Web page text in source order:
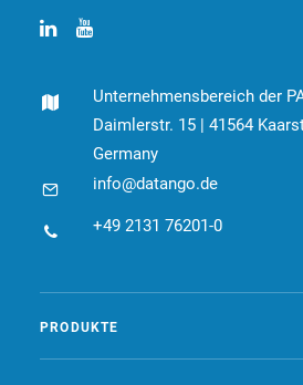
Unternehmensbereich der
Daimlerstr. 15 | 41564
Germany
info@datango.de
+49 2131 76201-0
PRODUKTE